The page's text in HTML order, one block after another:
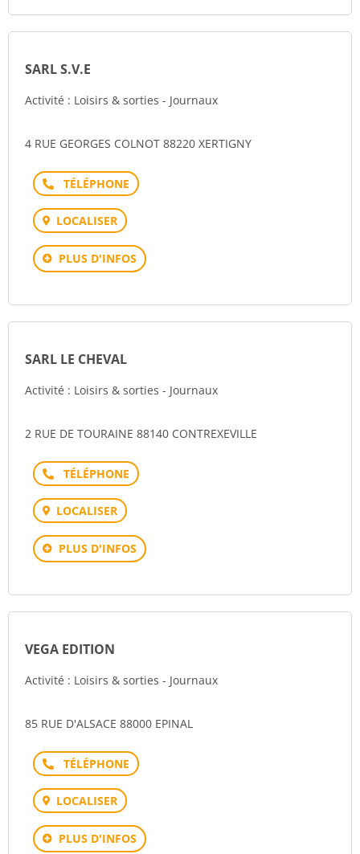
SARL S.V.E
Activité : Loisirs & sorties - Journaux
4 RUE GEORGES COLNOT 88220 XERTIGNY
Téléphone
LOCALISER
PLUS D'INFOS
SARL LE CHEVAL
Activité : Loisirs & sorties - Journaux
2 RUE DE TOURAINE 88140 CONTREXEVILLE
Téléphone
LOCALISER
PLUS D'INFOS
VEGA EDITION
Activité : Loisirs & sorties - Journaux
85 RUE D'ALSACE 88000 EPINAL
Téléphone
LOCALISER
PLUS D'INFOS